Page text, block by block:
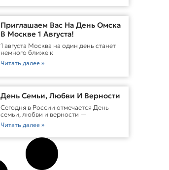
Приглашаем Вас На День Омска
В Москве 1 Августа!
1 августа Москва на один день станет
немного ближе к
Читать далее »
День Семьи, Любви И Верности
Сегодня в России отмечается День
семьи, любви и верности —
Читать далее »